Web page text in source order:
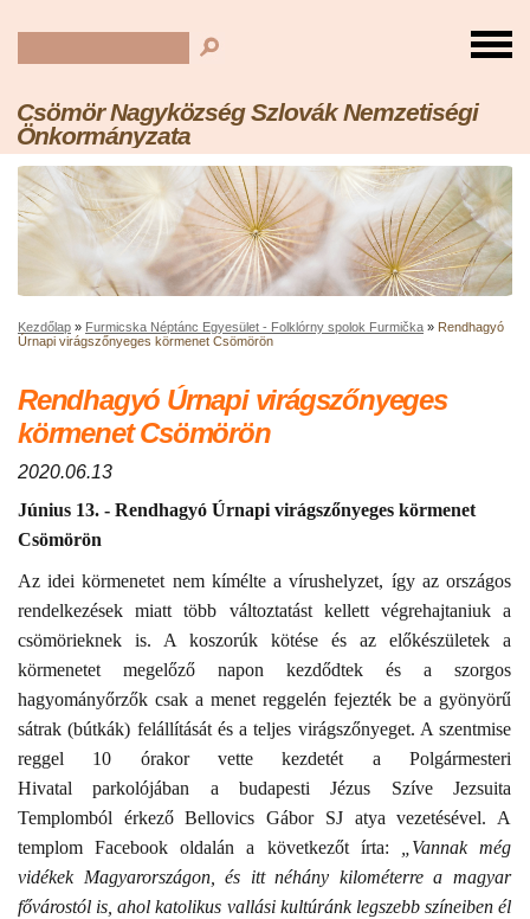
Csömör Nagyközség Szlovák Nemzetiségi
Önkormányzata
Kezdőlap » Furmicska Néptánc Egyesület - Folklórny spolok Furmička » Rendhagyó
Úrnapi virágszőnyeges körmenet Csömörön
Rendhagyó Úrnapi virágszőnyeges
körmenet Csömörön
2020.06.13
Június 13. - Rendhagyó Úrnapi virágszőnyeges körmenet
Csömörön
Az idei körmenetet nem kímélte a vírushelyzet, így az országos
rendelkezések miatt több változtatást kellett végrehajtaniuk a
csömörieknek is. A koszorúk kötése és az előkészületek a
körmenetet megelőző napon kezdődtek és a szorgos
hagyományőrzők csak a menet reggelén fejezték be a gyönyörű
sátrak (bútkák) felállítását és a teljes virágszőnyeget. A szentmise
reggel 10 órakor vette kezdetét a Polgármesteri
Hivatalparkolójában a budapesti Jézus Szíve Jezsuita
Templomból érkező Bellovics Gábor SJ atya vezetésével. A
templom Facebook oldalán a következőt írta: „Vannak még
vidékek Magyarországon, és itt néhány kilométerre a magyar
fővárostól is, ahol katolikus vallási kultúránk legszebb színeiben él